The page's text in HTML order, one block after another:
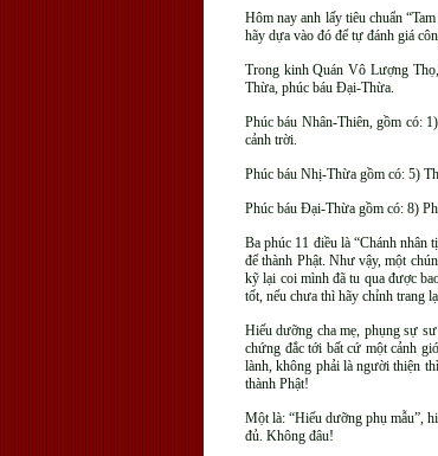
Hôm nay anh lấy tiêu chuẩn
hãy dựa vào đó để tự đánh giá
Trong kinh Quán Vô Lượng
Thừa, phúc báu Đại-Thừa.
Phúc báu Nhân-Thiên, gồm có:
cảnh trời.
Phúc báu Nhị-Thừa gồm có: 5)
Phúc báu Đại-Thừa gồm có: 8)
Ba phúc 11 điều là “Chánh nhân
để thành Phật. Như vậy, một
kỹ lại coi mình đã tu qua được
tốt, nếu chưa thì hãy chỉnh trang
Hiếu dưỡng cha mẹ, phụng sự
chứng đắc tới bất cứ một cảnh
lành, không phải là người thiện
thành Phật!
Một là: “Hiếu dưỡng phụ mẫu”,
đủ. Không đâu!